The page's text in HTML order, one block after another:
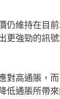
仍維持在目
更強勁的訊號
對高通脹，
低通脹所帶